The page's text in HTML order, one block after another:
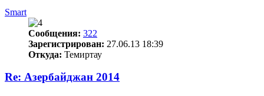
Smart
Сообщения: 322
Зарегистрирован: 27.06.13 18:39
Откуда: Темиртау
Re: Азербайджан 2014